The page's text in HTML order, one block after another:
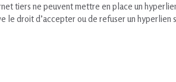
tiers ne peuvent mettre en place un
le droit d’accepter ou de refuser un hyperlien